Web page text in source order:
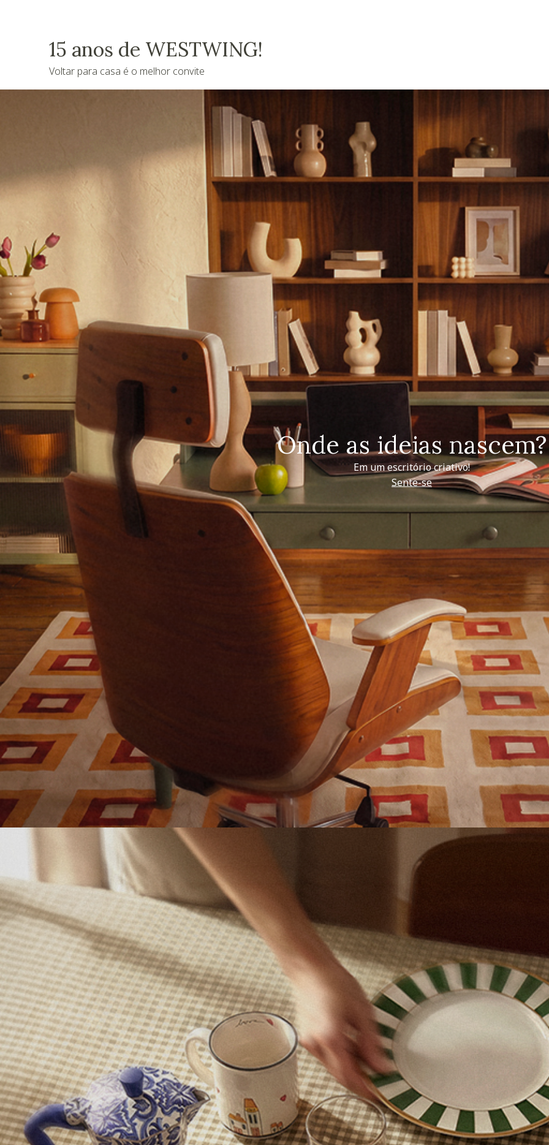
15 anos de WESTWING!
Voltar para casa é o melhor convite
Onde as ideias nascem?
Em um escritório criativo!
Sente-se